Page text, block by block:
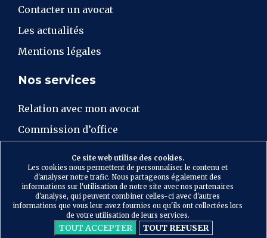
Contacter un avocat
Les actualités
Mentions légales
Nos services
Relation avec mon avocat
Commission d’office
CDAD Lozère
Ordre des avocats au barreau de Lozère - Tous droits réservés 2026
Ce site web utilise des cookies.
Les cookies nous permettent de personnaliser le contenu et
d'analyser notre trafic. Nous partageons également des
informations sur l'utilisation de notre site avec nos partenaires
d'analyse, qui peuvent combiner celles-ci avec d'autres
informations que vous leur avez fournies ou qu'ils ont collectées lors
de votre utilisation de leurs services.
TOUT ACCEPTER TOUT REFUSER
Gérer les cookies